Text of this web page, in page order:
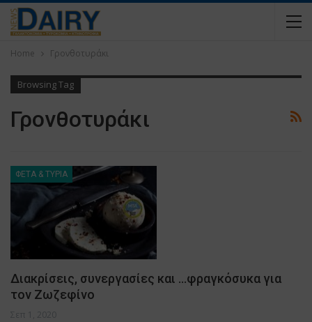
Home Γρονθοτυράκι
Browsing Tag
Γρονθοτυράκι
ΦΕΤΑ & ΤΥΡΙΑ
Διακρίσεις, συνεργασίες και …φραγκόσυκα για
τον Ζωζεφίνο
Σεπ 1, 2020